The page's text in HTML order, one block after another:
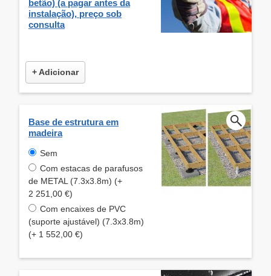
betão) (a pagar antes da
instalação), preço sob
consulta
+ Adicionar
Base de estrutura em
madeira
Sem
Com estacas de parafusos
de METAL (7.3x3.8m) (+
2 251,00 €)
Com encaixes de PVC
(suporte ajustável) (7.3x3.8m)
(+ 1 552,00 €)